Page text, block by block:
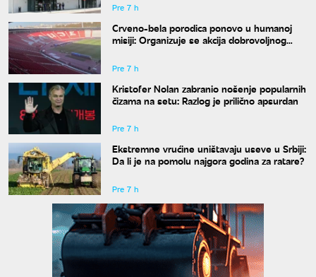
Pre 7 h
Crveno-bela porodica ponovo u humanoj
misiji: Organizuje se akcija dobrovoljnog
Pre 7 h
Kristofer Nolan zabranio nošenje popularnih
čizama na setu: Razlog je prilično apsurdan
Pre 7 h
Ekstremne vrućine uništavaju useve u Srbiji:
Da li je na pomolu najgora godina za ratare?
Pre 7 h